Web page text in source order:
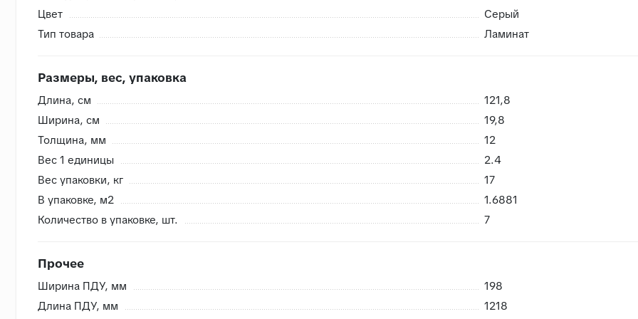
Цвет
Серый
Тип товара
Ламинат
Размеры, вес, упаковка
Длина, cм
121,8
Ширина, cм
19,8
Толщина, мм
12
Вес 1 единицы
2.4
Вес упаковки, кг
17
В упаковке, м2
1.6881
Количество в упаковке, шт.
7
Прочее
Ширина ПДУ, мм
198
Длина ПДУ, мм
1218
Внутренняя система контроля
- Проверяем на бой перед загрузкой, чтобы исключить возможность брака
- Привозим с запасом складские позиции, чтобы при приемке сразу заменить в случае каких либо повреждений при
- Храним на закрытом складе, коробки защищены от внешних воздействий, плитки не смерзаются